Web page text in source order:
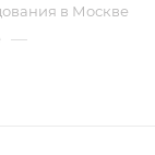
в Москве
—